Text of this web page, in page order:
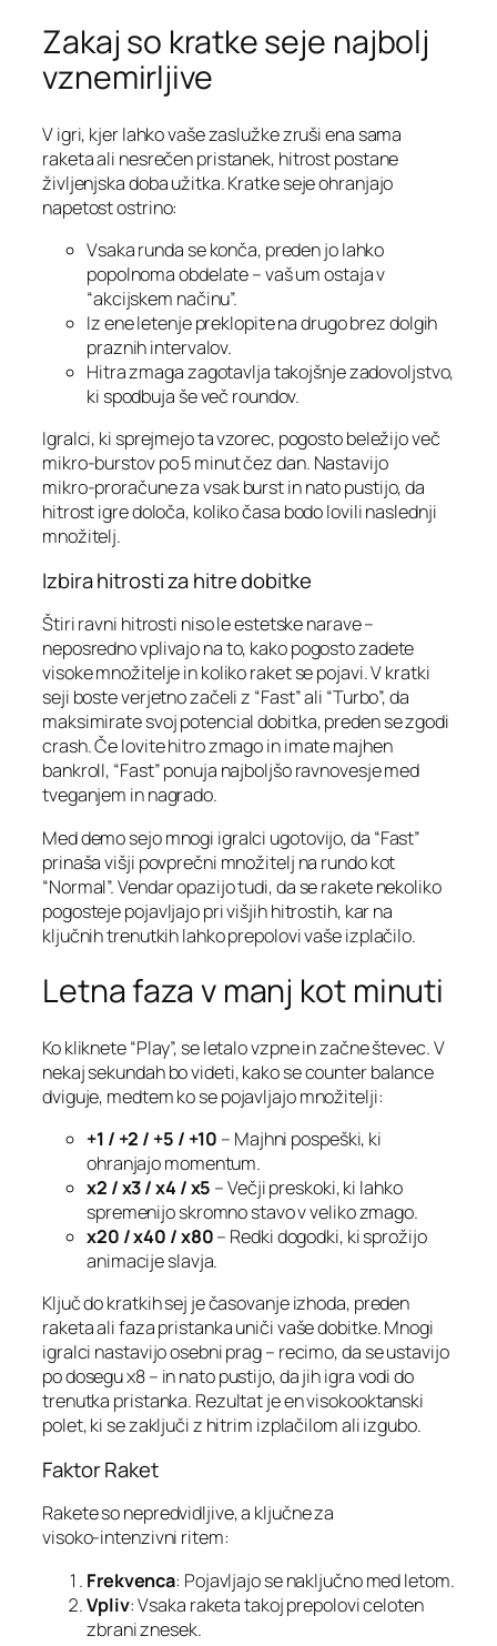
Zakaj so kratke seje najbolj
vznemirljive
V igri, kjer lahko vaše zaslužke zruši ena sama
raketa ali nesrečen pristanek, hitrost postane
življenjska doba užitka. Kratke seje ohranjajo
napetost ostrino:
Vsaka runda se konča, preden jo lahko
popolnoma obdelate – vaš um ostaja v
“akcijskem načinu”.
Iz ene letenje preklopite na drugo brez dolgih
praznih intervalov.
Hitra zmaga zagotavlja takojšnje zadovoljstvo,
ki spodbuja še več roundov.
Igralci, ki sprejmejo ta vzorec, pogosto beležijo več
mikro‑burstov po 5 minut čez dan. Nastavijo
mikro‑proračune za vsak burst in nato pustijo, da
hitrost igre določa, koliko časa bodo lovili naslednji
množitelj.
Izbira hitrosti za hitre dobitke
Štiri ravni hitrosti niso le estetske narave –
neposredno vplivajo na to, kako pogosto zadete
visoke množitelje in koliko raket se pojavi. V kratki
seji boste verjetno začeli z “Fast” ali “Turbo”, da
maksimirate svoj potencial dobitka, preden se zgodi
crash. Če lovite hitro zmago in imate majhen
bankroll, “Fast” ponuja najboljšo ravnovesje med
tveganjem in nagrado.
Med demo sejo mnogi igralci ugotovijo, da “Fast”
prinaša višji povprečni množitelj na rundo kot
“Normal”. Vendar opazijo tudi, da se rakete nekoliko
pogosteje pojavljajo pri višjih hitrostih, kar na
ključnih trenutkih lahko prepolovi vaše izplačilo.
Letna faza v manj kot minuti
Ko kliknete “Play”, se letalo vzpne in začne števec. V
nekaj sekundah bo videti, kako se counter balance
dviguje, medtem ko se pojavljajo množitelji:
+1 / +2 / +5 / +10 – Majhni pospeški, ki
ohranjajo momentum.
x2 / x3 / x4 / x5 – Večji preskoki, ki lahko
spremenijo skromno stavo v veliko zmago.
x20 / x40 / x80– Redki dogodki, ki sprožijo
animacije slavja.
Ključ do kratkih sej je časovanje izhoda, preden
raketa ali faza pristanka uniči vaše dobitke. Mnogi
igralci nastavijo osebni prag – recimo, da se ustavijo
po dosegu x8 – in nato pustijo, da jih igra vodi do
trenutka pristanka. Rezultat je en visokooktanski
polet, ki se zaključi z hitrim izplačilom ali izgubo.
Faktor Raket
Rakete so nepredvidljive, a ključne za
visoko‑intenzivni ritem:
Frekvenca: Pojavljajo se naključno med letom.
Vpliv: Vsaka raketa takoj prepolovi celoten
zbrani znesek.